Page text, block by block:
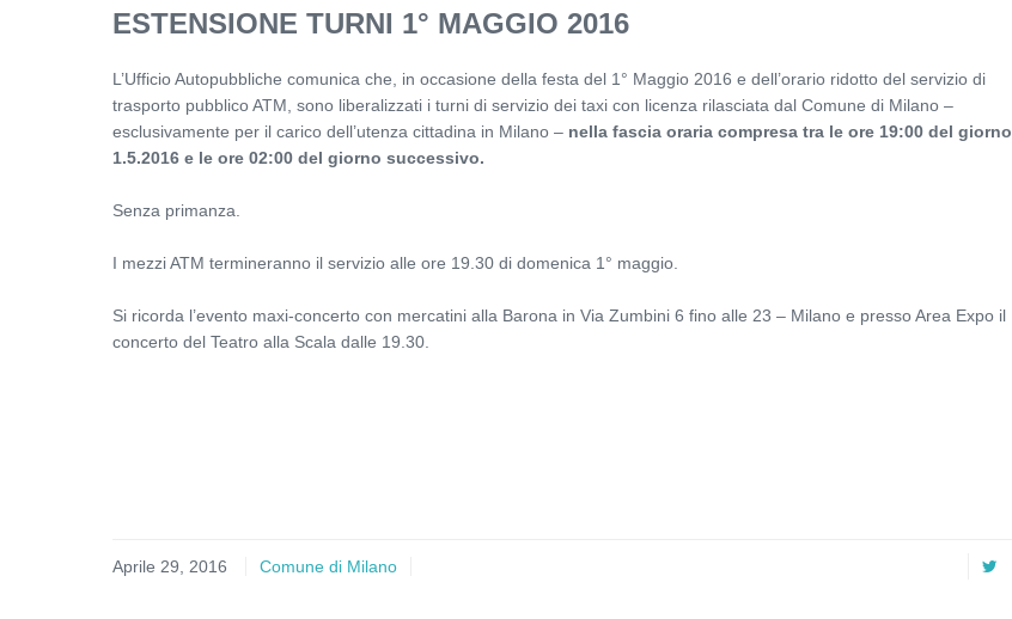
ESTENSIONE TURNI 1° MAGGIO 2016
L’Ufficio Autopubbliche comunica che, in occasione della festa del 1° Maggio 2016 e dell’orario ridotto del servizio di
trasporto pubblico ATM, sono liberalizzati i turni di servizio dei taxi con licenza rilasciata dal Comune di Milano –
esclusivamente per il carico dell’utenza cittadina in Milano – nella fascia oraria compresa tra le ore 19:00 del giorno
1.5.2016 e le ore 02:00 del giorno successivo.
Senza primanza.
I mezzi ATM termineranno il servizio alle ore 19.30 di domenica 1° maggio.
Si ricorda l’evento maxi-concerto con mercatini alla Barona in Via Zumbini 6 fino alle 23 – Milano e presso Area Expo il
concerto del Teatro alla Scala dalle 19.30.
Aprile 29, 2016 Comune di Milano